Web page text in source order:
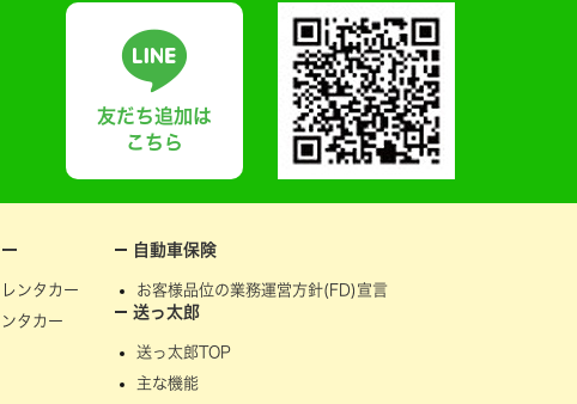
友だち追加は
こちら
ンタカー
タカー
自動車保険
お客様品位の業務運営方針(FD)宣言
送っ太郎
送っ太郎TOP
主な機能